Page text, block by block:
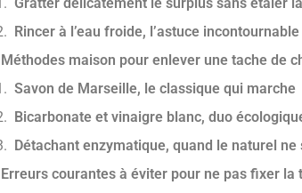
Gratter délicatement le surplus sans étaler
Rincer à l’eau froide, l’astuce incontournable
Méthodes maison pour enlever une tache de
Savon de Marseille, le classique qui marche
Bicarbonate et vinaigre blanc, duo
Détachant enzymatique, quand le naturel
Erreurs courantes à éviter pour ne pas fixer la